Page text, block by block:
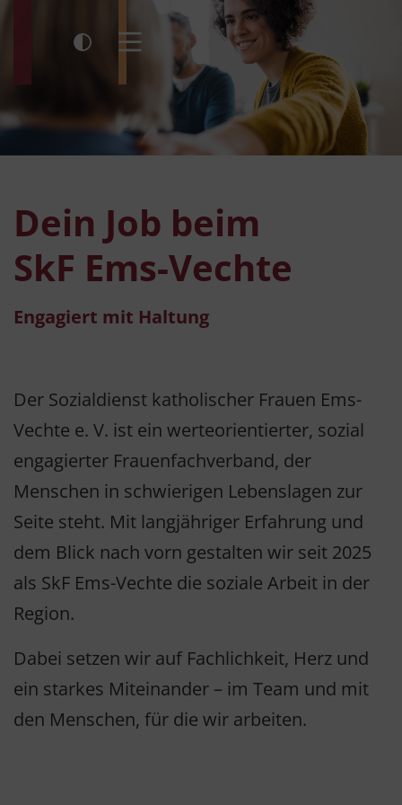
Kontrast umschalten
Menü öffnen
Dein Job beim
SkF Ems-Vechte
Engagiert mit Haltung
Der Sozialdienst katholischer Frauen Ems-
Vechte e. V. ist ein werteorientierter, sozial
engagierter Frauenfachverband, der
Menschen in schwierigen Lebenslagen zur
Seite steht. Mit langjähriger Erfahrung und
dem Blick nach vorn gestalten wir seit 2025
als SkF Ems-Vechte die soziale Arbeit in der
Region.
Dabei setzen wir auf Fachlichkeit, Herz und
ein starkes Miteinander – im Team und mit
den Menschen, für die wir arbeiten.